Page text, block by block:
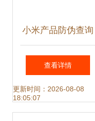
小米产品防伪查询
指南 轻松辨识真伪
与获取信息咨询
查看详情
更新时间：2026-08-08
18:05:07